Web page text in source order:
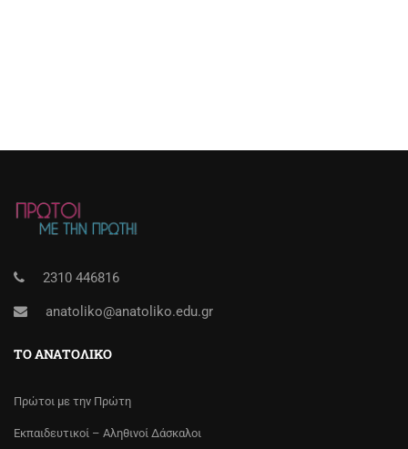
2310 446816
anatoliko@anatoliko.edu.gr
ΤΟ ΑΝΑΤΟΛΙΚΌ
Πρώτοι με την Πρώτη
Εκπαιδευτικοί – Αληθινοί Δάσκαλοι